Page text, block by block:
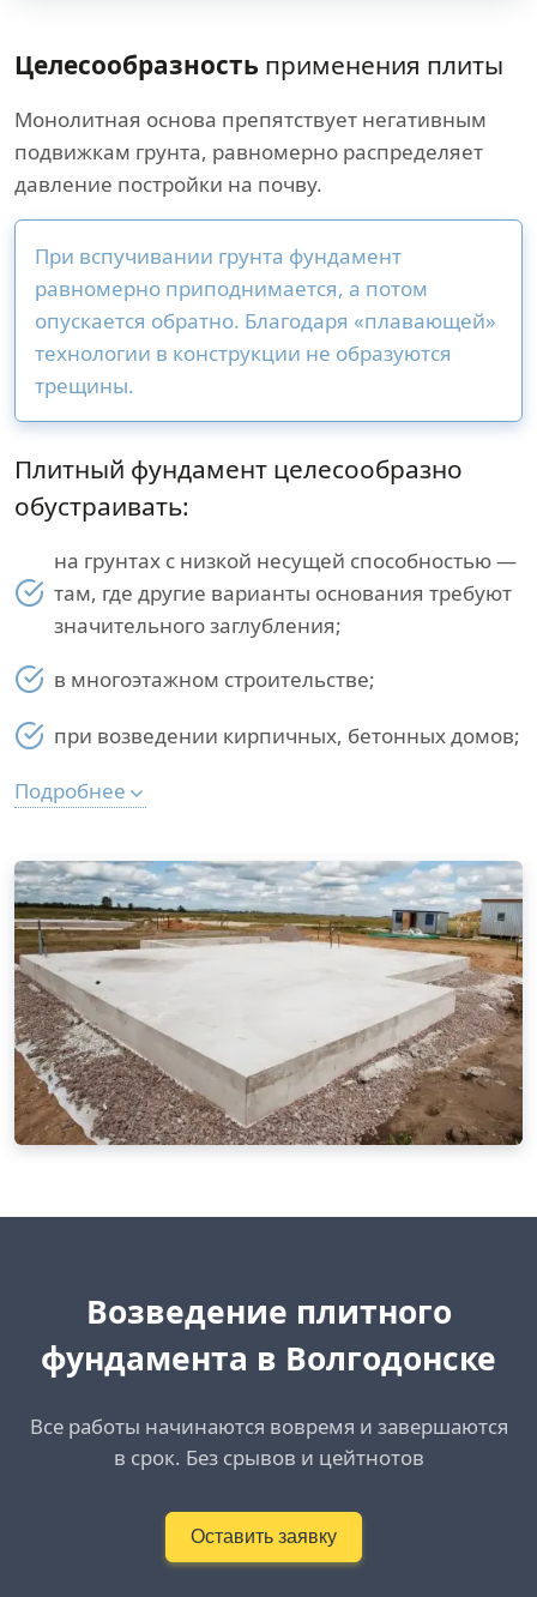
Целесообразность применения плиты
Монолитная основа препятствует негативным
подвижкам грунта, равномерно распределяет
давление постройки на почву.
При вспучивании грунта фундамент
равномерно приподнимается, а потом
опускается обратно. Благодаря «плавающей»
технологии в конструкции не образуются
трещины.
Плитный фундамент целесообразно
обустраивать:
на грунтах с низкой несущей способностью —
там, где другие варианты основания требуют
значительного заглубления;
в многоэтажном строительстве;
при возведении кирпичных, бетонных домов;
Подробнее
Возведение плитного
фундамента в Волгодонске
Все работы начинаются вовремя и завершаются
в срок. Без срывов и цейтнотов
Оставить заявку